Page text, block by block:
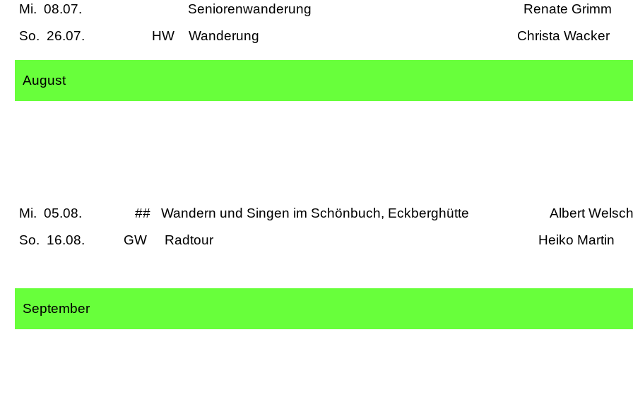
Mi. 08.07. Seniorenwanderung Renate Grimm
So. 26.07. HW Wanderung Christa
August
Mi. 05.08. ## Wandern und Singen im Schönbuch, Eckberghütte Albert
So. 16.08. GW Radtour Heiko Martin
September